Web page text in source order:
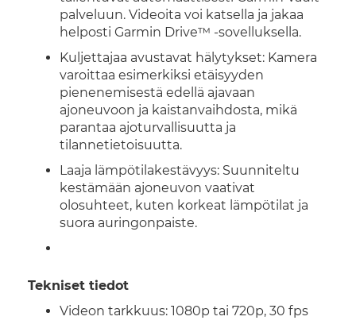
palveluun. Videoita voi katsella ja jakaa
helposti Garmin Drive™ -sovelluksella.
Kuljettajaa avustavat hälytykset: Kamera
varoittaa esimerkiksi etäisyyden
pienenemisestä edellä ajavaan
ajoneuvoon ja kaistanvaihdosta, mikä
parantaa ajoturvallisuutta ja
tilannetietoisuutta.
Laaja lämpötilakestävyys: Suunniteltu
kestämään ajoneuvon vaativat
olosuhteet, kuten korkeat lämpötilat ja
suora auringonpaiste.
Tekniset tiedot
Videon tarkkuus: 1080p tai 720p, 30 fps